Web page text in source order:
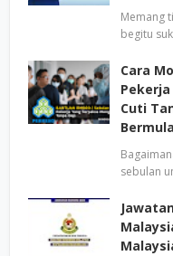
Memang
begitu
Cara
Cuti
sebulan